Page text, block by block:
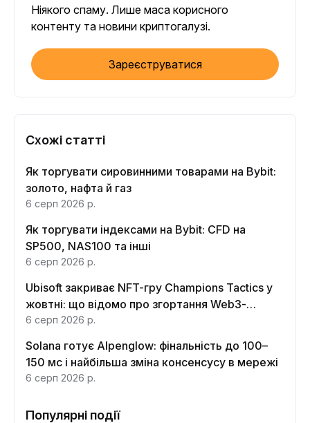
Ніякого спаму. Лише маса корисного
контенту та новини криптогалузі.
Зареєструватися
Схожі статті
Як торгувати сировинними товарами на Bybit:
золото, нафта й газ
6 серп 2026 р.
Як торгувати індексами на Bybit: CFD на
SP500, NAS100 та інші
6 серп 2026 р.
Ubisoft закриває NFT-гру Champions Tactics у
жовтні: що відомо про згортання Web3-
функцій
6 серп 2026 р.
Solana готує Alpenglow: фінальність до 100–
150 мс і найбільша зміна консенсусу в мережі
6 серп 2026 р.
Популярні події